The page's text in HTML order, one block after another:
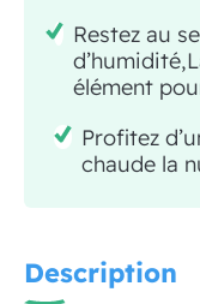
Restez au
élément
Profitez
chaude la
Description